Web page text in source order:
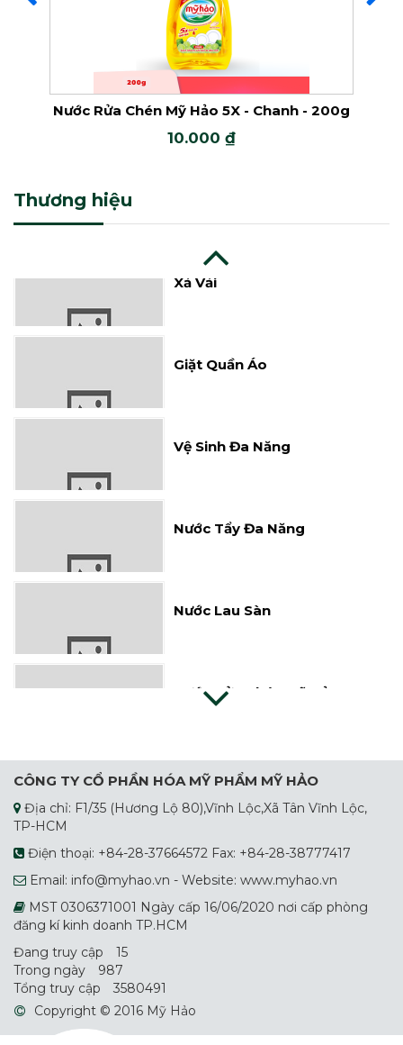
Nước Rửa Chén Mỹ Hảo 5X - Chanh - 200g
10.000 ₫
Nước Rửa
Thương hiệu
Nước Giặt Đậm Đặc Mỹ Hảo 5X
Nước Tẩy Javel
Xả Vải
Nước Giặt Sunro
CÔNG TY CỔ PHẦN HÓA MỸ PHẨM MỸ HẢO
Địa chỉ: F1/35 (Hương Lộ 80),Vĩnh Lộc,Xã Tân Vĩnh Lộc,
TP-HCM
Điện thoại: +84-28-37664572 Fax: +84-28-38777417
Email: info@myhao.vn - Website: www.myhao.vn
MST 0306371001 Ngày cấp 16/06/2020 nơi cấp phòng
đăng kí kinh doanh TP.HCM
Đang truy cập
15
Trong ngày
987
Tổng truy cập
3580491
Copyright © 2016 Mỹ Hảo